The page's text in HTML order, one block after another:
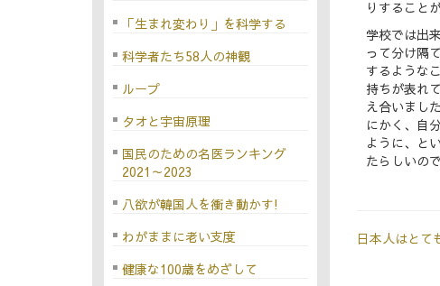
りすること
学校では出
って分け隔
するような
持ちが表れ
え合いまし
にかく、自
ように、と
たらしいので
日本人はとて
「生まれ変わり」を科学する
科学者たち58人の神観
ループ
タオと宇宙原理
国民のための名医ランキング
2021～2023
八欲が韓国人を衝き動かす!
わがままに老い支度
健康な100歳をめざして